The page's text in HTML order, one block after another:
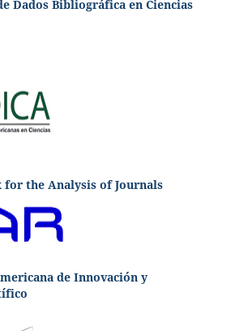
Dados Bibliográfica en Ciencias
the Analysis of Journals
de Innovación y